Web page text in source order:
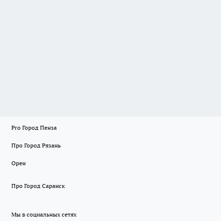
Pro Город Пенза
Про Город Рязань
Орен
Про Город Саранск
Мы в социальных сетях